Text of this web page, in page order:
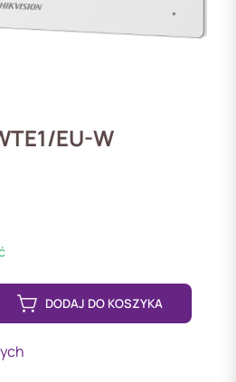
EU-W
DODAJ DO KOSZYKA